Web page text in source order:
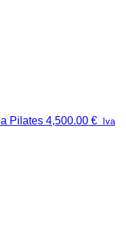
Pilates 4,500.00 €
Iva